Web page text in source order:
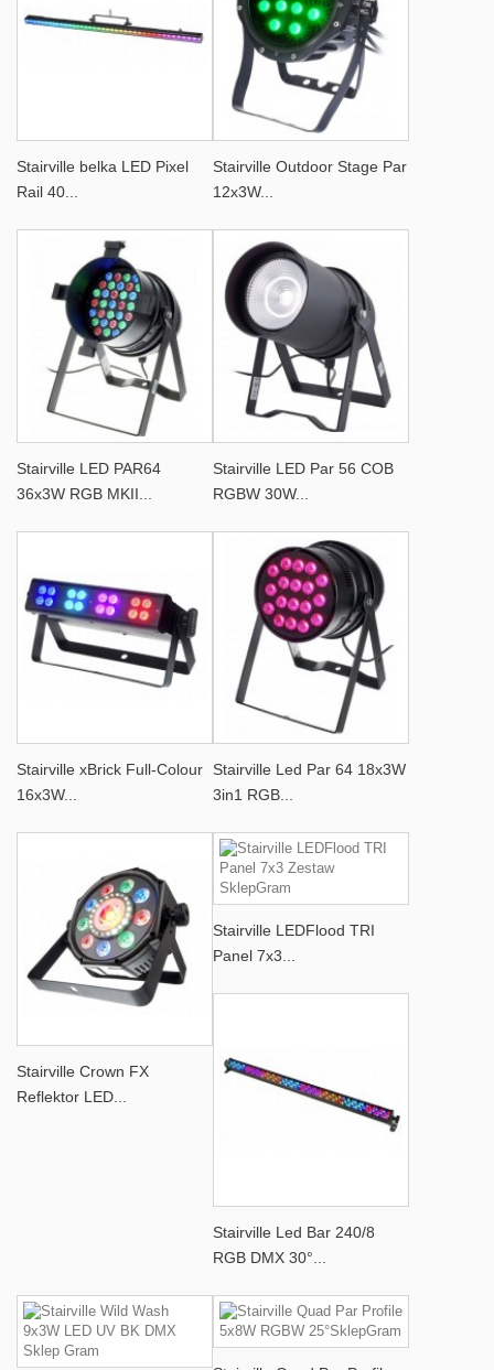
Stairville belka LED Pixel
Rail 40...
Stairville Outdoor Stage Par
12x3W...
Stairville LED PAR64
36x3W RGB MKII...
Stairville LED Par 56 COB
RGBW 30W...
Stairville xBrick Full-Colour
16x3W...
Stairville Led Par 64 18x3W
3in1 RGB...
Stairville Crown FX
Reflektor LED...
Stairville LEDFlood TRI
Panel 7x3...
Stairville Led Bar 240/8
RGB DMX 30°...